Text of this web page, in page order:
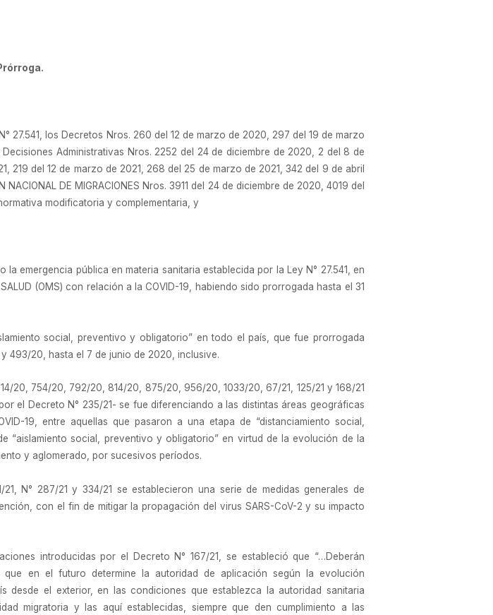
27.541, los Decretos Nros. 260 del 12 de marzo de 2020, 297 del 19 de marzo
Administrativas Nros. 2252 del 24 de diciembre de 2020, 2 del 8 de
219 del 12 de marzo de 2021, 268 del 25 de marzo de 2021, 342 del 9 de abril
DE MIGRACIONES Nros. 3911 del 24 de diciembre de 2020, 4019 del
modificatoria y complementaria, y
emergencia pública en materia sanitaria establecida por la Ley N° 27.541, en
(OMS) con relación a la COVID-19, habiendo sido prorrogada hasta el 31
social, preventivo y obligatorio” en todo el país, que fue prorrogada
493/20, hasta el 7 de junio de 2020, inclusive.
754/20, 792/20, 814/20, 875/20, 956/20, 1033/20, 67/21, 125/21 y 168/21
el Decreto N° 235/21- se fue diferenciando a las distintas áreas geográficas
19, entre aquellas que pasaron a una etapa de “distanciamiento social,
“aislamiento social, preventivo y obligatorio” en virtud de la evolución de la
y aglomerado, por sucesivos períodos.
N° 287/21 y 334/21 se establecieron una serie de medidas generales de
con el fin de mitigar la propagación del virus SARS-CoV-2 y su impacto
introducidas por el Decreto N° 167/21, se estableció que “…Deberán
en el futuro determine la autoridad de aplicación según la evolución
desde el exterior, en las condiciones que establezca la autoridad sanitaria
migratoria y las aquí establecidas, siempre que den cumplimiento a las